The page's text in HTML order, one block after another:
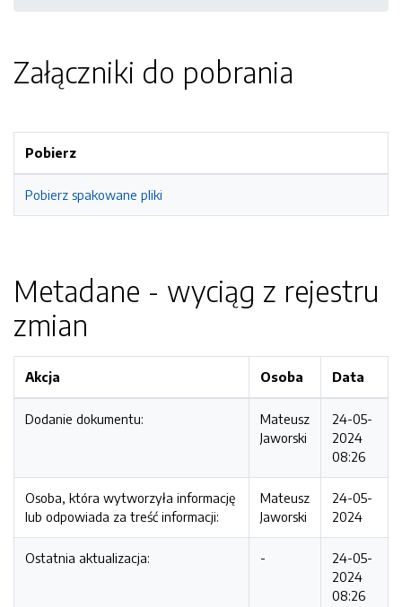
Załączniki do pobrania
Pobierz
Pobierz spakowane pliki
Metadane - wyciąg z rejestru
zmian
Akcja Osoba Data
Dodanie dokumentu:
Mateusz
Jaworski
24-05-
2024
08:26
Osoba, która wytworzyła informację
lub odpowiada za treść informacji:
Mateusz
Jaworski
24-05-
2024
Ostatnia aktualizacja: -
24-05-
2024
08:26